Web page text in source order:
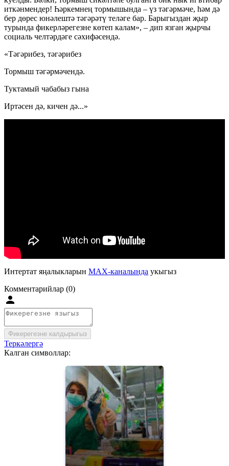
иткәнмендер! Һәркемнең тормышында – үз тәгәрмәче, һәм дә
бер дөрес юнәлештә тәгәрәтү теләге бар. Барыгыздан җыр
турында фикерләрегезне көтеп калам», – дип язган җырчы
социаль челтәрдәге сәхифәсендә.
«Тәгәрибез, тәгәрибез
Тормыш тәгәрмәчендә.
Туктамый чабабыз гына
Иртәсен дә, кичен дә...»
Интертат яңалыкларын MAX-каналында укыгыз
Комментарийлар (0)
Фикерегезне калдырыгыз
Теркәлергә
Калган символлар: